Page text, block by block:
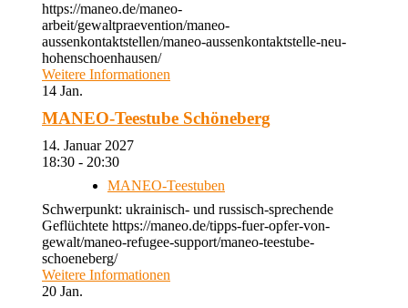
https://maneo.de/maneo-
arbeit/gewaltpraevention/maneo-
aussenkontaktstellen/maneo-aussenkontaktstelle-neu-
hohenschoenhausen/
Weitere Informationen
14 Jan.
MANEO-Teestube Schöneberg
14. Januar 2027
18:30 - 20:30
MANEO-Teestuben
Schwerpunkt: ukrainisch- und russisch-sprechende
Geflüchtete https://maneo.de/tipps-fuer-opfer-von-
gewalt/maneo-refugee-support/maneo-teestube-
schoeneberg/
Weitere Informationen
20 Jan.